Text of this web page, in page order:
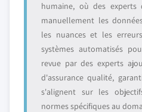
humaine, où des experts
manuellement les
les nuances et les
systèmes automatisés
revue par des experts
d'assurance qualité,
s'alignent sur les
normes spécifiques au